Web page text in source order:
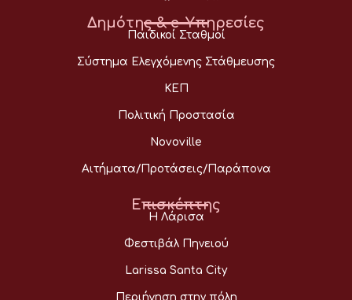
Δημότης & e-Υπηρεσίες
Παιδικοί Σταθμοί
Σύστημα Ελεγχόμενης Στάθμευσης
ΚΕΠ
Πολιτική Προστασία
Novoville
Αιτήματα/Προτάσεις/Παράπονα
Επισκέπτης
Η Λάρισα
Φεστιβάλ Πηνειού
Larissa Santa City
Περιήγηση στην πόλη